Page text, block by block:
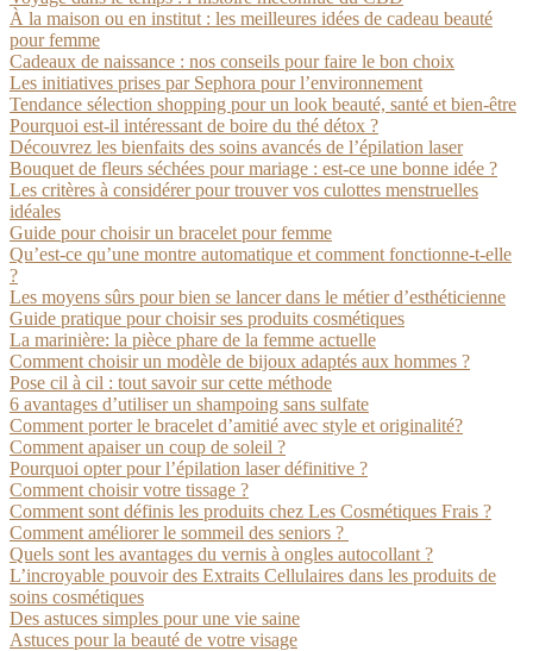
À la maison ou en institut : les meilleures idées de cadeau beauté
pour femme
Cadeaux de naissance : nos conseils pour faire le bon choix
Les initiatives prises par Sephora pour l’environnement
Tendance sélection shopping pour un look beauté, santé et bien-être
Pourquoi est-il intéressant de boire du thé détox ?
Découvrez les bienfaits des soins avancés de l’épilation laser
Bouquet de fleurs séchées pour mariage : est-ce une bonne idée ?
Les critères à considérer pour trouver vos culottes menstruelles
idéales
Guide pour choisir un bracelet pour femme
Qu’est-ce qu’une montre automatique et comment fonctionne-t-elle
?
Les moyens sûrs pour bien se lancer dans le métier d’esthéticienne
Guide pratique pour choisir ses produits cosmétiques
La marinière: la pièce phare de la femme actuelle
Comment choisir un modèle de bijoux adaptés aux hommes ?
Pose cil à cil : tout savoir sur cette méthode
6 avantages d’utiliser un shampoing sans sulfate
Comment porter le bracelet d’amitié avec style et originalité?
Comment apaiser un coup de soleil ?
Pourquoi opter pour l’épilation laser définitive ?
Comment choisir votre tissage ?
Comment sont définis les produits chez Les Cosmétiques Frais ?
Comment améliorer le sommeil des seniors ?
Quels sont les avantages du vernis à ongles autocollant ?
L’incroyable pouvoir des Extraits Cellulaires dans les produits de
soins cosmétiques
Des astuces simples pour une vie saine
Astuces pour la beauté de votre visage